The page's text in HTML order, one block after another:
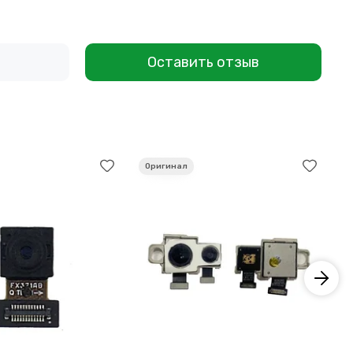
Оставить отзыв